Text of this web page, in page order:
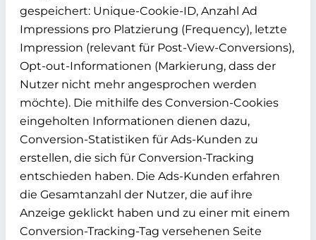
gespeichert: Unique-Cookie-ID, Anzahl Ad
Impressions pro Platzierung (Frequency), letzte
Impression (relevant für Post-View-Conversions),
Opt-out-Informationen (Markierung, dass der
Nutzer nicht mehr angesprochen werden
möchte). Die mithilfe des Conversion-Cookies
eingeholten Informationen dienen dazu,
Conversion-Statistiken für Ads-Kunden zu
erstellen, die sich für Conversion-Tracking
entschieden haben. Die Ads-Kunden erfahren
die Gesamtanzahl der Nutzer, die auf ihre
Anzeige geklickt haben und zu einer mit einem
Conversion-Tracking-Tag versehenen Seite